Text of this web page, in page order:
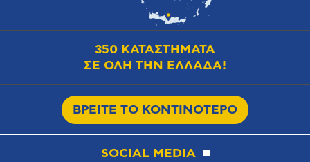
350 ΚΑΤΑΣΤΗΜΑΤΑ
ΣΕ ΟΛΗ ΤΗΝ ΕΛΛΑΔΑ!
ΒΡΕΙΤΕ ΤΟ ΚΟΝΤΙΝΟΤΕΡΟ
SOCIAL MEDIA